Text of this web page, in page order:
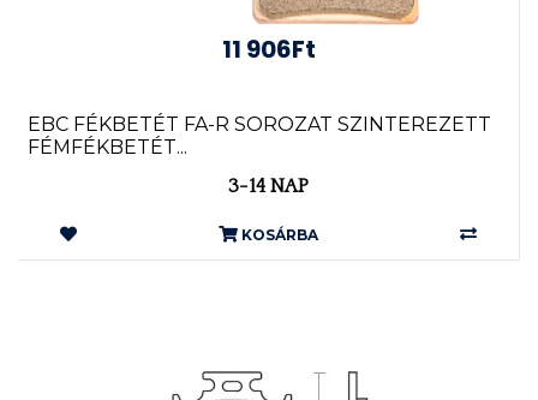
11 906Ft
EBC FÉKBETÉT FA-R SOROZAT SZINTEREZETT
FÉMFÉKBETÉT...
3-14 NAP
KOSÁRBA